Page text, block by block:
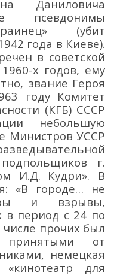
Даниловича
псевдонимы
(убит
года в Киеве).
в советской
х годов, ему
, звание Героя
году Комитет
сности (КГБ) СССР
небольшую
Министров УССР
г.
И.Д. Кудри». В
: «В городе… не
и взрывы,
в период с 24 по
числе прочих был
принятыми от
немецкая
«кинотеатр для